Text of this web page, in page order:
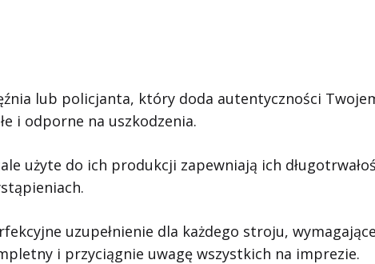
lub policjanta, który doda autentyczności
i odporne na uszkodzenia.
użyte do ich produkcji zapewniają ich
uzupełnienie dla każdego stroju,
i przyciągnie uwagę wszystkich na imprezie.